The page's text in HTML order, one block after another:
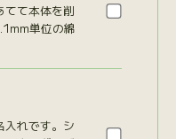
てて本体を削
単位の綿
入れです。シ